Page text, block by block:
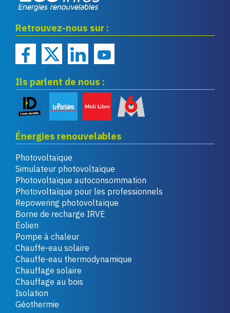
renouvelables
Retrouvez-nous sur :
Ils parlent de nous :
Énergies renouvelables
Photovoltaïque
Simulateur photovoltaïque
Photovoltaïque autoconsommation
Photovoltaïque pour les professionnels
Repowering photovoltaïque
Borne de recharge IRVE
Éolien
Pompe à chaleur
Chauffe-eau solaire
Chauffe-eau thermodynamique
Chauffage solaire
Chauffage au bois
Isolation
Géothermie